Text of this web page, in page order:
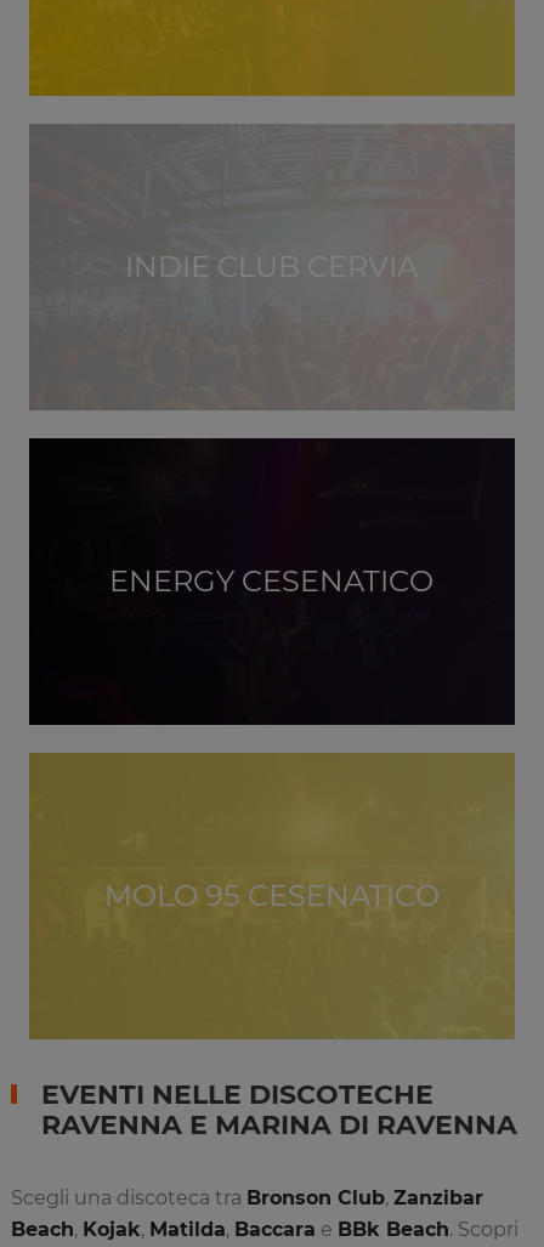
INDIE CLUB CERVIA
ENERGY CESENATICO
MOLO 95 CESENATICO
EVENTI NELLE DISCOTECHE
RAVENNA E MARINA DI RAVENNA
Scegli una discoteca tra Bronson Club, Zanzibar
Beach, Kojak, Matilda, Baccara e BBk Beach. Scopri